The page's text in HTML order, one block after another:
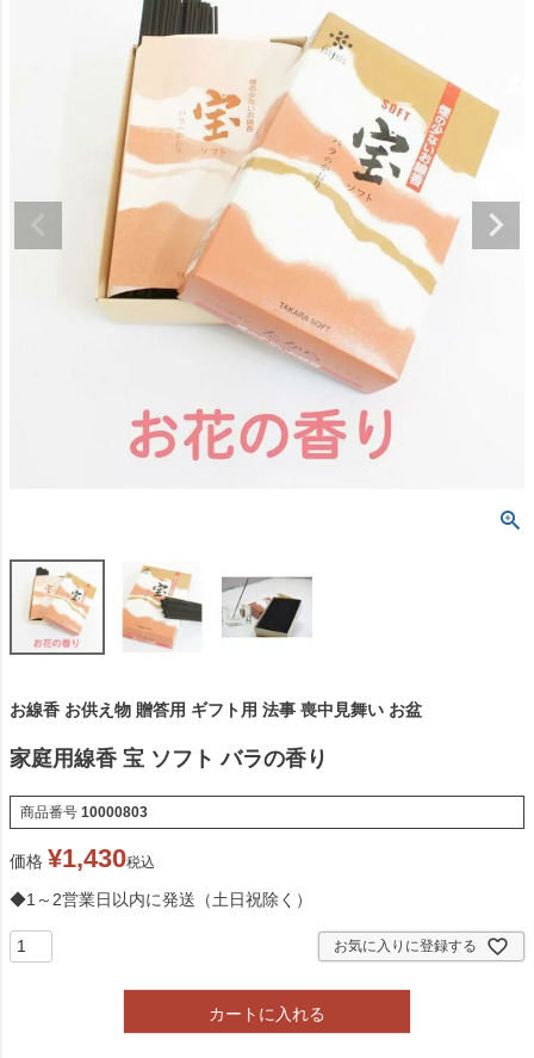
お線香 お供え物 贈答用 ギフト用 法事 喪中見舞い お盆
家庭用線香 宝 ソフト バラの香り
商品番号 10000803
価格 ¥1,430税込
◆1～2営業日以内に発送（土日祝除く）
お気に入りに登録する
カートに入れる